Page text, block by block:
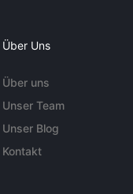
Über Uns
Über uns
Unser Team
Unser Blog
Kontakt